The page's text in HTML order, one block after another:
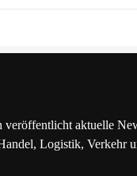
veröffentlicht aktuelle
Logistik, Verkehr